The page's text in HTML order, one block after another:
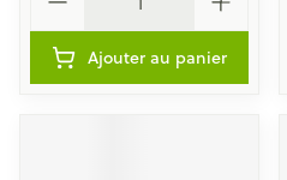
Ajouter au panier